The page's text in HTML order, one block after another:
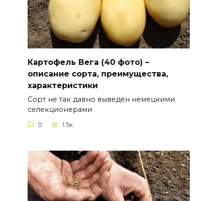
Картофель Вега (40 фото) –
описание сорта, преимущества,
характеристики
Сорт не так давно выведен немецкими
селекционерами
0 1.5к.